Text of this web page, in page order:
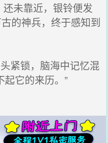
未靠近，银铃便发
的神兵，终于感知到
紧锁，脑海中记忆混
起它的来历。”